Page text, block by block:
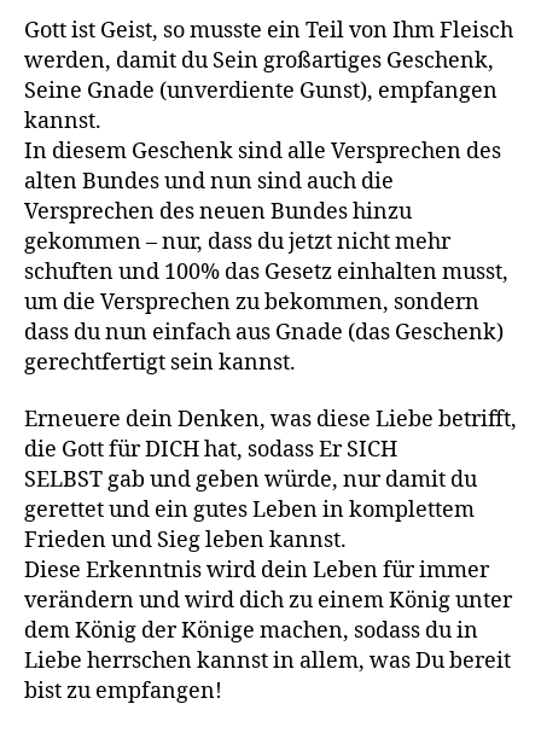
Gott ist Geist, so musste ein Teil von Ihm Fleisch
werden, damit du Sein großartiges Geschenk,
Seine Gnade (unverdiente Gunst), empfangen
kannst.
In diesem Geschenk sind alle Versprechen des
alten Bundes und nun sind auch die
Versprechen des neuen Bundes hinzu
gekommen – nur, dass du jetzt nicht mehr
schuften und 100% das Gesetz einhalten musst,
um die Versprechen zu bekommen, sondern
dass du nun einfach aus Gnade (das Geschenk)
gerechtfertigt sein kannst.
Erneuere dein Denken, was diese Liebe betrifft,
die Gott für DICH hat, sodass Er SICH
SELBST gab und geben würde, nur damit du
gerettet und ein gutes Leben in komplettem
Frieden und Sieg leben kannst.
Diese Erkenntnis wird dein Leben für immer
verändern und wird dich zu einem König unter
dem König der Könige machen, sodass du in
Liebe herrschen kannst in allem, was Du bereit
bist zu empfangen!